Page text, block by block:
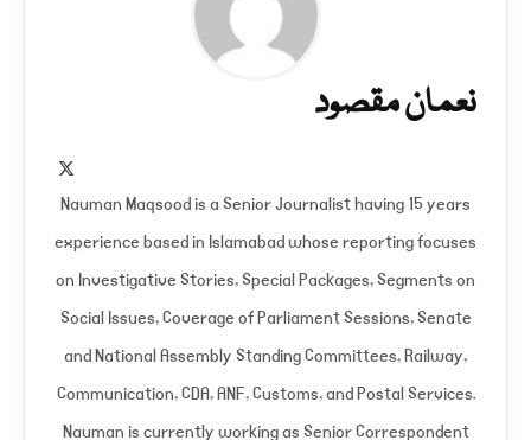
نعمان مقصود
Nauman Maqsood is a Senior Journalist having 15 years
experience based in Islamabad whose reporting focuses
on Investigative Stories, Special Packages, Segments on
Social Issues, Coverage of Parliament Sessions, Senate
and National Assembly Standing Committees, Railway,
Communication, CDA, ANF, Customs, and Postal Services.
Nauman is currently working as Senior Correspondent